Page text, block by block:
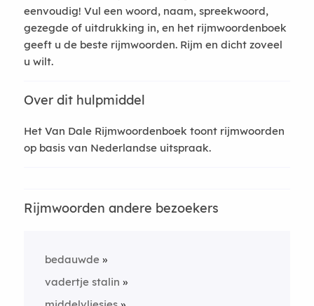
eenvoudig! Vul een woord, naam, spreekwoord,
gezegde of uitdrukking in, en het rijmwoordenboek
geeft u de beste rijmwoorden. Rijm en dicht zoveel
u wilt.
Over dit hulpmiddel
Het Van Dale Rijmwoordenboek toont rijmwoorden
op basis van Nederlandse uitspraak.
Rijmwoorden andere bezoekers
bedauwde
vadertje stalin